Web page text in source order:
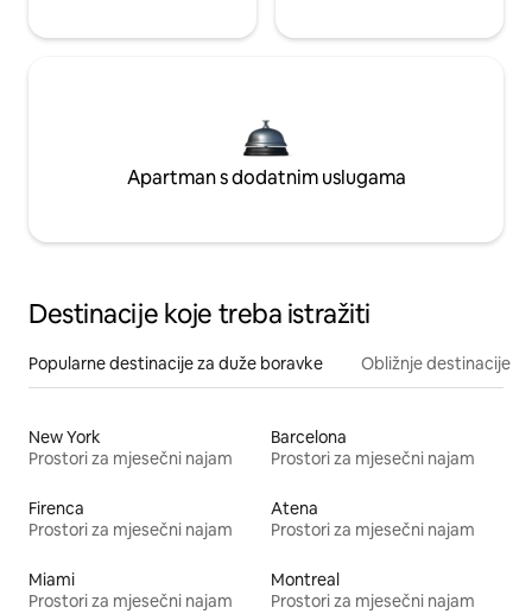
Apartman s dodatnim uslugama
Destinacije koje treba istražiti
Popularne destinacije za duže boravke Obližnje destinacije
New York
Prostori za mjesečni najam
Barcelona
Prostori za mjesečni najam
Firenca
Prostori za mjesečni najam
Atena
Prostori za mjesečni najam
Miami
Prostori za mjesečni najam
Montreal
Prostori za mjesečni najam